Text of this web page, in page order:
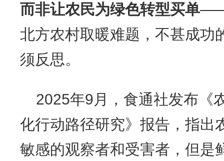
而非让农民为绿色转型买单——
北方农村取暖难题，不甚成功
须反思。
2025年9月，食通社发布《
化行动路径研究》报告，指出
敏感的观察者和受害者，但是